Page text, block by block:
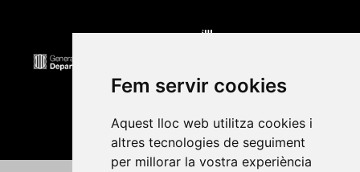
Fem servir cookies
Aquest lloc web utilitza cookies i
altres tecnologies de seguiment
per millorar la vostra experiència